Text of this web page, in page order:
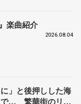
楽曲紹介
2026.08.04
」と後押しした海
で… 繁華街のリン